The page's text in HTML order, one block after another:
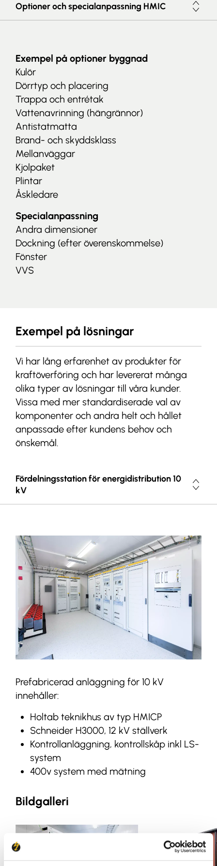
Optioner och specialanpassning HMIC
Exempel på optioner byggnad
Kulör
Dörrtyp och placering
Trappa och entrétak
Vattenavrinning (hängrännor)
Antistatmatta
Brand- och skyddsklass
Mellanväggar
Kjolpaket
Plintar
Åskledare
Specialanpassning
Andra dimensioner
Dockning (efter överenskommelse)
Fönster
VVS
Exempel på lösningar
Vi har lång erfarenhet av produkter för
kraftöverföring och har levererat många
olika typer av lösningar till våra kunder.
Vissa med mer standardiserade val av
komponenter och andra helt och hållet
anpassade efter kundens behov och
önskemål.
Fördelningsstation för energidistribution 10
kV
Prefabricerad anläggning för 10 kV
innehåller:
Holtab teknikhus av typ HMICP
Schneider H3000, 12 kV ställverk
Kontrollanläggning, kontrollskåp inkl LS-
system
400v system med mätning
Bildgalleri